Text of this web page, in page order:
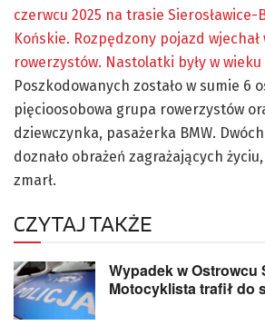
czerwcu 2025 na trasie
Końskie. Rozpędzony pojazd wjechał
rowerzystów. Nastolatki były w wieku
Poszkodowanych zostało w sumie 6
pięcioosobowa grupa rowerzystów
dziewczynka, pasażerka BMW.
doznało obrażeń zagrażających
zmarł.
CZYTAJ TAKŻE
Wypadek w Ostrowcu
Motocyklista trafił do